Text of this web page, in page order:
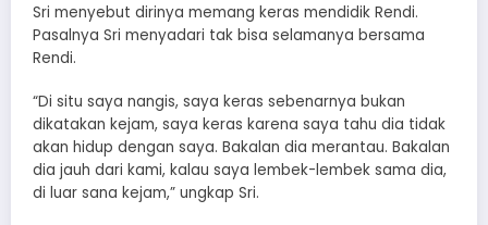
Sri menyebut dirinya memang keras mendidik Rendi.
Pasalnya Sri menyadari tak bisa selamanya bersama
Rendi.
“Di situ saya nangis, saya keras sebenarnya bukan
dikatakan kejam, saya keras karena saya tahu dia tidak
akan hidup dengan saya. Bakalan dia merantau. Bakalan
dia jauh dari kami, kalau saya lembek-lembek sama dia,
di luar sana kejam,” ungkap Sri.